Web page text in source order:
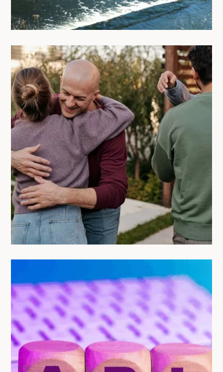
Coliving entre inconnus : 5 clés pour
créer du lien naturellement
25/06/2025
Les aides au logement en 2025 : ce
qui change vraiment (et comment en
profiter !)